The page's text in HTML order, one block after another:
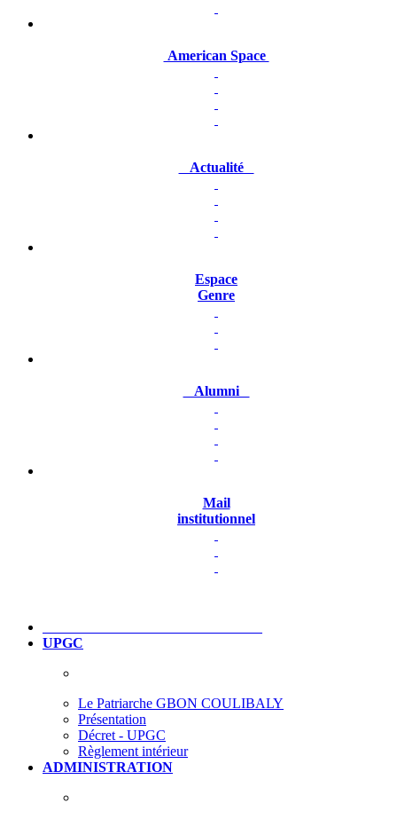
American Space
Actualité
Espace
Genre
Alumni
Mail
institutionnel
UPGC
Le Patriarche GBON COULIBALY
Présentation
Décret - UPGC
Règlement intérieur
ADMINISTRATION